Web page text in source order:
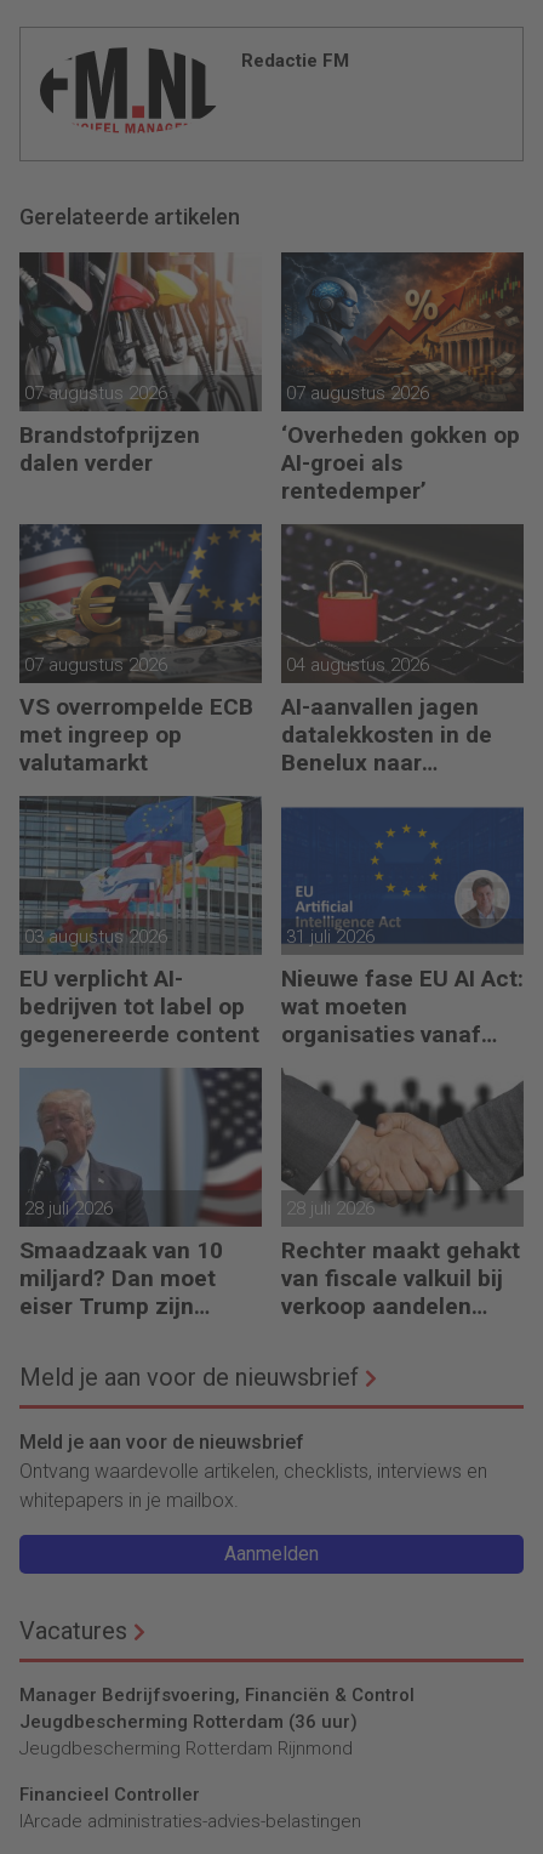
Redactie FM
Gerelateerde artikelen
07 augustus 2026
Brandstofprijzen
dalen verder
07 augustus 2026
‘Overheden gokken op
AI-groei als
rentedemper’
07 augustus 2026
VS overrompelde ECB
met ingreep op
valutamarkt
04 augustus 2026
AI-aanvallen jagen
datalekkosten in de
Benelux naar
03 augustus 2026
EU verplicht AI-
bedrijven tot label op
gegenereerde content
31 juli 2026
Nieuwe fase EU AI Act:
wat moeten
organisaties vanaf
augustus 2026
regelen?
28 juli 2026
Smaadzaak van 10
miljard? Dan moet
eiser Trump zijn
28 juli 2026
Rechter maakt gehakt
van fiscale valkuil bij
verkoop aandelen
Meld je aan voor de nieuwsbrief
Meld je aan voor de nieuwsbrief
Ontvang waardevolle artikelen, checklists, interviews en
whitepapers in je mailbox.
Aanmelden
Vacatures
Manager Bedrijfsvoering, Financiën & Control
Jeugdbescherming Rotterdam (36 uur)
Jeugdbescherming Rotterdam Rijnmond
Financieel Controller
lArcade administraties-advies-belastingen